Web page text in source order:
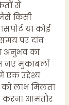
से
किसी
या कोई
समय पर दांव
अनुभव का
नए मुकाबलों
एक उद्देश्य
को लाभ मिलता
करना आमतौर